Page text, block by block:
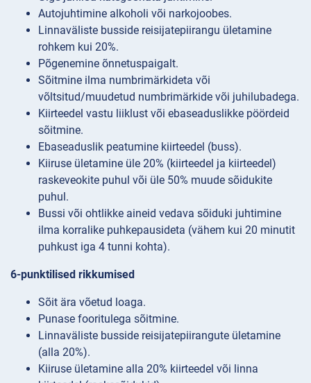
Autojuhtimine alkoholi või narkojoobes.
Linnaväliste busside reisijatepiirangu ületamine
rohkem kui 20%.
Põgenemine õnnetuspaigalt.
Sõitmine ilma numbrimärkideta või
võltsitud/muudetud numbrimärkide või juhilubadega.
Kiirteedel vastu liiklust või ebaseaduslikke pöördeid
sõitmine.
Ebaseaduslik peatumine kiirteedel (buss).
Kiiruse ületamine üle 20% (kiirteedel ja kiirteedel)
raskeveokite puhul või üle 50% muude sõidukite
puhul.
Bussi või ohtlikke aineid vedava sõiduki juhtimine
ilma korralike puhkepausideta (vähem kui 20 minutit
puhkust iga 4 tunni kohta).
6-punktilised rikkumised
Sõit ära võetud loaga.
Punase fooritulega sõitmine.
Linnaväliste busside reisijatepiirangute ületamine
(alla 20%).
Kiiruse ületamine alla 20% kiirteedel või linna